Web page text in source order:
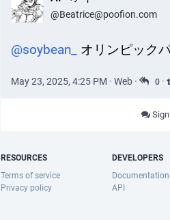
@Beatrice@poofion.com
@soybean_ オリンピック
May 23, 2025, 4:25 PM · Web · 0 ·
Sign
RESOURCES
Terms of service
Privacy policy
DEVELOPERS
Documentation
API